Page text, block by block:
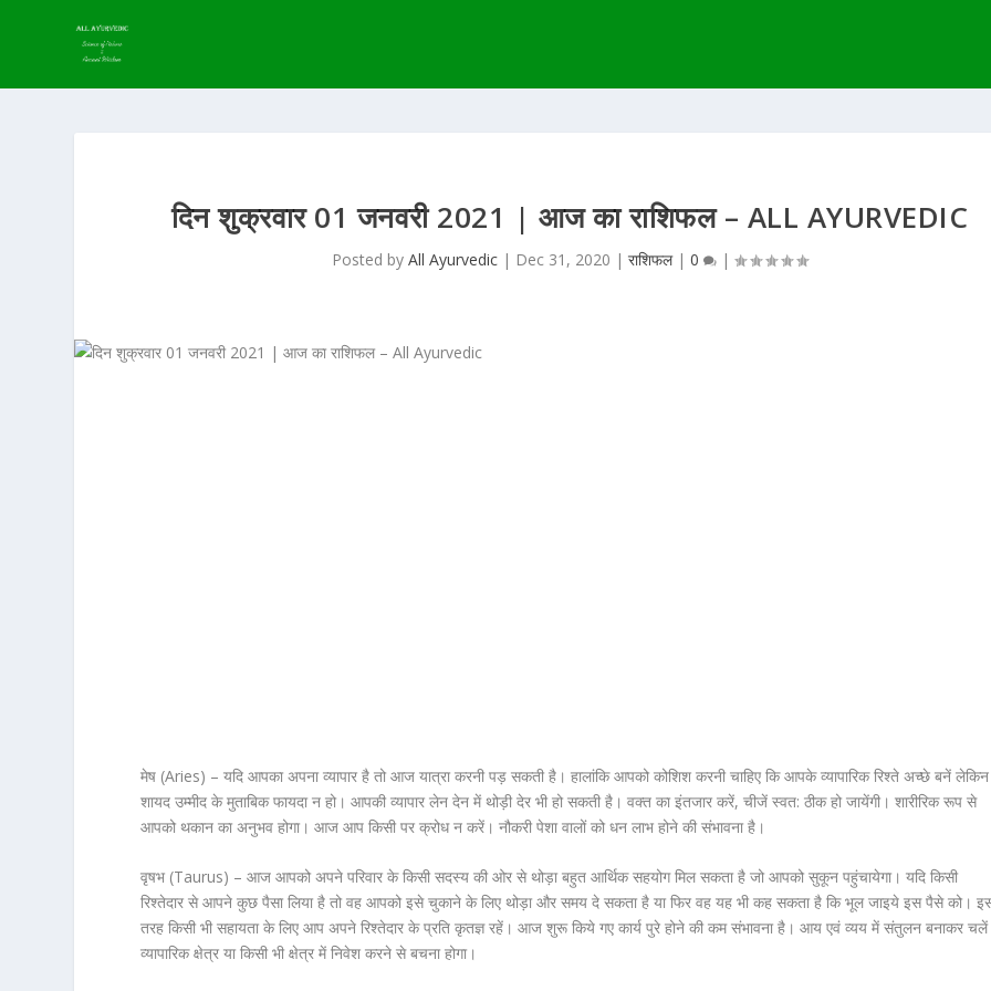
दिन शुक्रवार 01 जनवरी 2021 | आज का राशिफल – ALL AYURVEDIC
Posted by All Ayurvedic| Dec 31, 2020 | राशिफल| 0 |
मेष (Aries) –यदि आपका अपना व्यापार है तो आज यात्रा करनी पड़ सकती है। हालांकि आपको कोशिश करनी चाहिए कि आपके व्यापारिक रिश्ते अच्छे बनें लेकिन
शायद उम्मीद के मुताबिक फायदा न हो। आपकी व्यापार लेन देन में थोड़ी देर भी हो सकती है। वक्त का इंतजार करें, चीजें स्वत: ठीक हो जायेंगी। शारीरिक रूप से
आपको थकान का अनुभव होगा। आज आप किसी पर क्रोध न करें। नौकरी पेशा वालों को धन लाभ होने की संभावना है।
वृषभ (Taurus) – आज आपको अपने परिवार के किसी सदस्य की ओर से थोड़ा बहुत आर्थिक सहयोग मिल सकता है जो आपको सुकून पहुंचायेगा। यदि किसी
रिश्तेदार से आपने कुछ पैसा लिया है तो वह आपको इसे चुकाने के लिए थोड़ा और समय दे सकता है या फिर वह यह भी कह सकता है कि भूल जाइये इस पैसे को।
तरह किसी भी सहायता के लिए आप अपने रिश्तेदार के प्रति कृतज्ञ रहें। आज शुरू किये गए कार्य पुरे होने की कम संभावना है। आय एवं व्यय में संतुलन बनाकर
व्यापारिक क्षेत्र या किसी भी क्षेत्र में निवेश करने से बचना होगा।